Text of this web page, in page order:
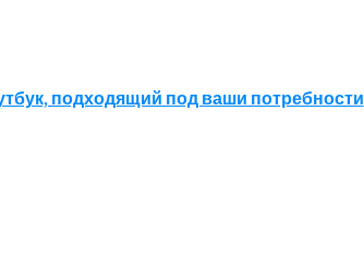
подходящий под ваши потребности